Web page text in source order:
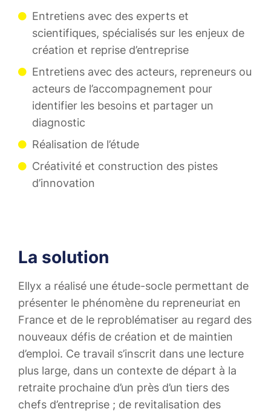
Entretiens avec des experts et
scientifiques, spécialisés sur les enjeux de
création et reprise d’entreprise​
Entretiens avec des acteurs, repreneurs ou
acteurs de l’accompagnement pour
identifier les besoins et partager un
diagnostic​
Réalisation de l’étude​
Créativité et construction des pistes
d’innovation​
La solution
Ellyx a réalisé une étude-socle permettant de
présenter le phénomène du repreneuriat en
France et de le reproblématiser au regard des
nouveaux défis de création et de maintien
d’emploi. Ce travail s’inscrit dans une lecture
plus large, dans un contexte de départ à la
retraite prochaine d’un près d’un tiers des
chefs d’entreprise ; de revitalisation des